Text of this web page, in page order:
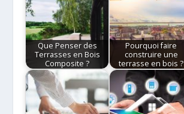
Que Penser des
Terrasses en Bois
Composite ?
Pourquoi faire
construire une
terrasse en bois ?